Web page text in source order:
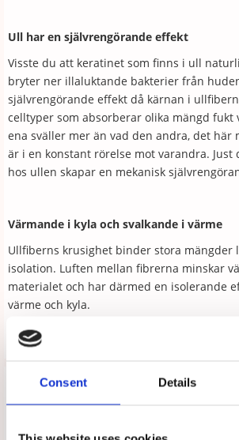
Consent Details
Ull har en självrengörande effekt
Visste du att keratinet som finns i ull
bryter ner illaluktande bakterier från
självrengörande effekt då kärnan i
celltyper som absorberar olika mängd fukt
ena sväller mer än vad den andra, det här
är i en konstant rörelse mot varandra. Just
hos ullen skapar en mekanisk
Värmande i kyla och svalkande i värme
Ullfiberns krusighet binder stora mängder
isolation. Luften mellan fibrerna minskar
materialet och har därmed en isolerande
värme och kyla.
Tipsa
Upptäck mer
Moheda